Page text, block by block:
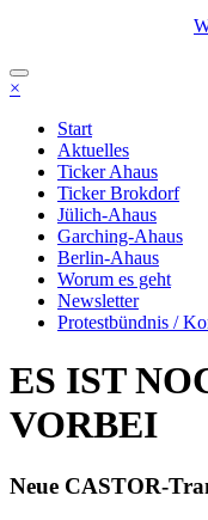
×
Start
Aktuelles
Ticker Ahaus
Ticker Brokdorf
Jülich-Ahaus
Garching-Ahaus
Berlin-Ahaus
Worum es geht
Newsletter
Protestbündnis /
ES IST
VORBEI
Neue CASTOR-